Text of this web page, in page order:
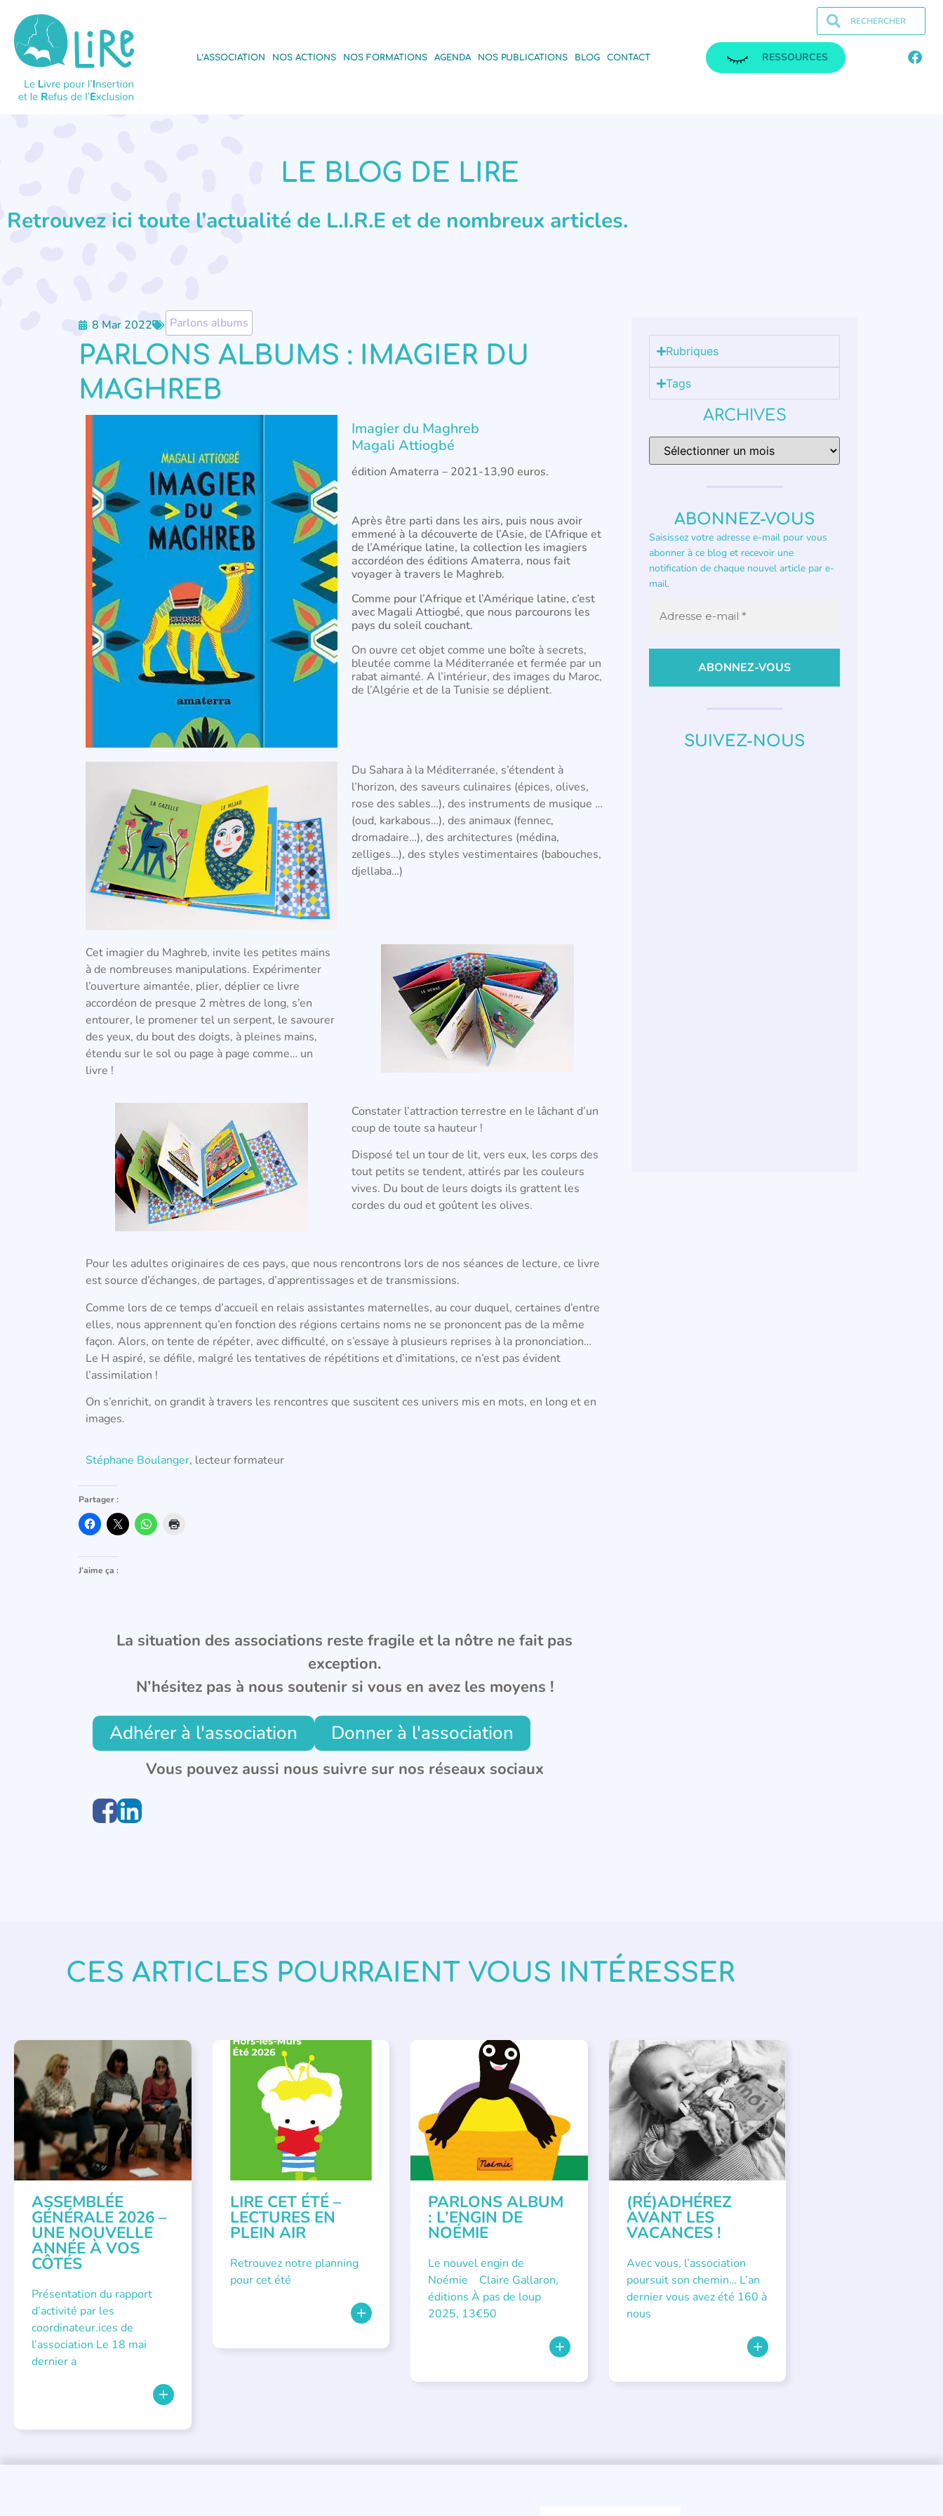
L’ASSOCIATION NOS ACTIONS NOS FORMATIONS AGENDA NOS PUBLICATIONS BLOG CONTACT RESSOURCES
LE BLOG DE LIRE
Retrouvez ici toute l’actualité de L.I.R.E et de nombreux articles.
8 Mar 2022 Parlons albums
PARLONS ALBUMS : IMAGIER DU
MAGHREB
Imagier du Maghreb
Magali Attiogbé
édition Amaterra – 2021-13,90 euros.
Après être parti dans les airs, puis nous avoir
emmené à la découverte de l’Asie, de l’Afrique et
de l’Amérique latine, la collection les imagiers
accordéon des éditions Amaterra, nous fait
voyager à travers le Maghreb.
Comme pour l’Afrique et l’Amérique latine, c’est
avec Magali Attiogbé, que nous parcourons les
pays du soleil couchant.
On ouvre cet objet comme une boîte à secrets,
bleutée comme la Méditerranée et fermée par un
rabat aimanté. A l’intérieur, des images du Maroc,
de l’Algérie et de la Tunisie se déplient.
Du Sahara à la Méditerranée, s’étendent à
l’horizon, des saveurs culinaires (épices, olives,
rose des sables…), des instruments de musique …
(oud, karkabous…), des animaux (fennec,
dromadaire…), des architectures (médina,
zelliges…), des styles vestimentaires (babouches,
djellaba…)
Cet imagier du Maghreb, invite les petites mains
à de nombreuses manipulations. Expérimenter
l’ouverture aimantée, plier, déplier ce livre
accordéon de presque 2 mètres de long, s’en
entourer, le promener tel un serpent, le savourer
des yeux, du bout des doigts, à pleines mains,
étendu sur le sol ou page à page comme… un
livre !
Constater l’attraction terrestre en le lâchant d’un
coup de toute sa hauteur !
Disposé tel un tour de lit, vers eux, les corps des
tout petits se tendent, attirés par les couleurs
vives. Du bout de leurs doigts ils grattent les
cordes du oud et goûtent les olives.
Pour les adultes originaires de ces pays, que nous rencontrons lors de nos séances de lecture, ce livre
est source d’échanges, de partages, d’apprentissages et de transmissions.
Comme lors de ce temps d’accueil en relais assistantes maternelles, au cour duquel, certaines d’entre
elles, nous apprennent qu’en fonction des régions certains noms ne se prononcent pas de la même
façon. Alors, on tente de répéter, avec difficulté, on s’essaye à plusieurs reprises à la prononciation…
Le H aspiré, se défile, malgré les tentatives de répétitions et d’imitations, ce n’est pas évident
l’assimilation !
On s’enrichit, on grandit à travers les rencontres que suscitent ces univers mis en mots, en long et en
images.
Stéphane Boulanger, lecteur formateur
Partager :
J’aime ça :
La situation des associations reste fragile et la nôtre ne fait pas
exception.
N’hésitez pas à nous soutenir si vous en avez les moyens !
Adhérer à l'association Donner à l'association
Vous pouvez aussi nous suivre sur nos réseaux sociaux
Rubriques
Tags
ARCHIVES
ABONNEZ-VOUS
Saisissez votre adresse e-mail pour vous
abonner à ce blog et recevoir une
notification de chaque nouvel article par e-
mail.
SUIVEZ-NOUS
CES ARTICLES POURRAIENT VOUS INTÉRESSER
APPEL À SOUTIEN ,
VIE DE L'ASSOCIATION
ASSEMBLÉE
GÉNÉRALE 2026 –
UNE NOUVELLE
ANNÉE À VOS
CÔTÉS
Présentation du rapport
d’activité par les
coordinateur.ices de
l’association Le 18 mai
dernier a
BIBLIOTHÈQUES , ÉVÉNEMENTS
LECTURE INDIVIDUALISÉE ,
LITTÉRATURE JEUNESSE
LIRE CET ÉTÉ –
LECTURES EN
PLEIN AIR
Retrouvez notre planning
pour cet été
PARLONS ALBUMS
PARLONS ALBUM
: L’ENGIN DE
NOÉMIE
Le nouvel engin de
Noémie Claire Gallaron,
éditions À pas de loup
2025, 13€50
APPEL À SOUTIEN
(RÉ)ADHÉREZ
AVANT LES
VACANCES !
Avec vous, l’association
poursuit son chemin… L’an
dernier vous avez été 160 à
nous